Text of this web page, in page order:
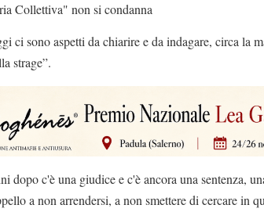
Collettiva" non si condanna
ci sono aspetti da chiarire e da indagare, circa la
strage”.
dopo c'è una giudice e c'è ancora una sentenza,
a non arrendersi, a non smettere di cercare in